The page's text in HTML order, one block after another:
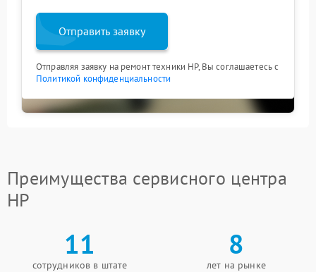
Отправить заявку
Отправляя заявку на ремонт техники HP, Вы соглашаетесь с
Политикой конфиденциальности
Преимущества сервисного центра
HP
11
сотрудников в штате
8
лет на рынке